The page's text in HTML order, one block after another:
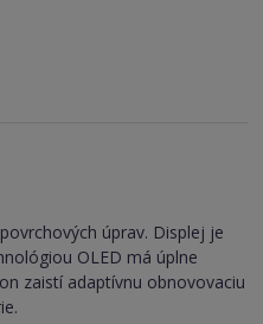
úprav. Displej je
OLED má úplne
zaistí adaptívnu obnovovaciu